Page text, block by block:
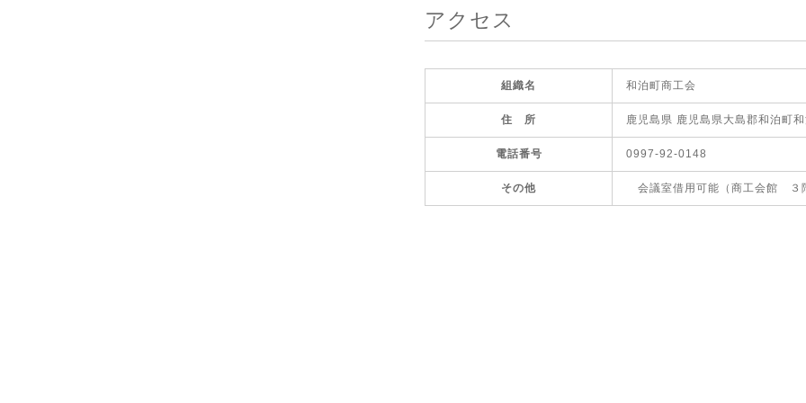
アクセス
組織名 和泊町商工会
住 所 鹿児島県 鹿児島県大島郡和泊町
電話番号 0997-92-0148
その他 会議室借用可能（商工会館 ３